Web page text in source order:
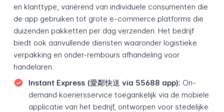
en klanttype, variërend van individuele consumenten die
de app gebruiken tot grote e-commerce platforms die
duizenden pakketten per dag verzenden. Het bedrijf
biedt ook aanvullende diensten waaronder logistieke
verpakking en onder-rembours afhandeling voor
handelaren.
Instant Express (愛鄰快送 via 55688 app): On-
demand koeriersservice toegankelijk via de mobiele
applicatie van het bedrijf, ontworpen voor stedelijke